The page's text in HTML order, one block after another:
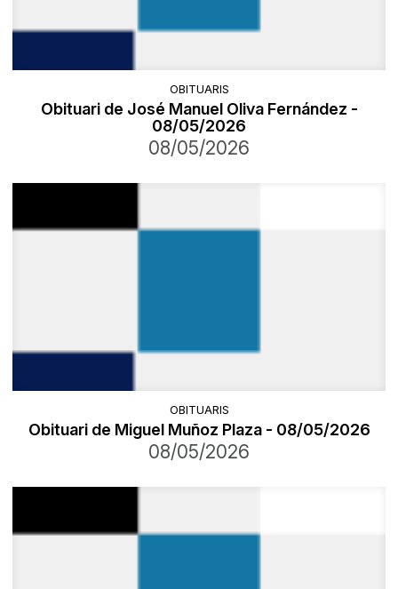
OBITUARIS
Obituari de José Manuel Oliva Fernández -
08/05/2026
08/05/2026
OBITUARIS
Obituari de Miguel Muñoz Plaza - 08/05/2026
08/05/2026